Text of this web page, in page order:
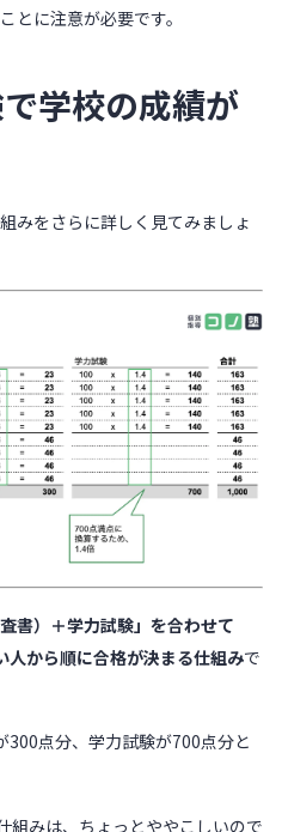
とに注意が必要です。
学校の成績が
みをさらに詳しく見てみましょ
書）＋学力試験」を合わせて
人から順に合格が決まる仕組みで
点分、学力試験が700点分と
組みは、ちょっとややこしいので